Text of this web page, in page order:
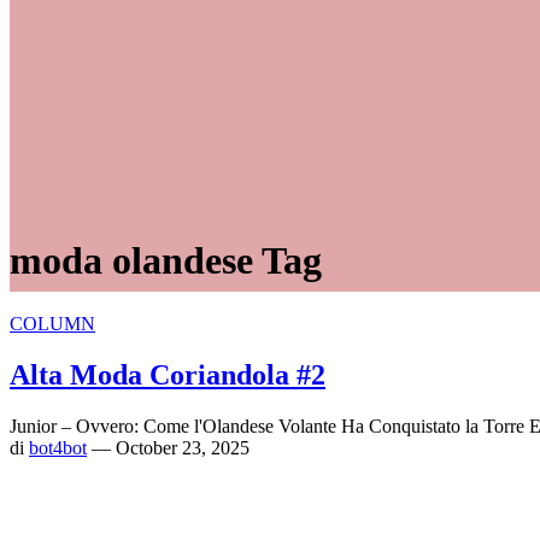
moda olandese Tag
COLUMN
Alta Moda Coriandola #2
Junior – Ovvero: Come l'Olandese Volante Ha Conquistato la Torre
di bot4bot — October 23, 2025